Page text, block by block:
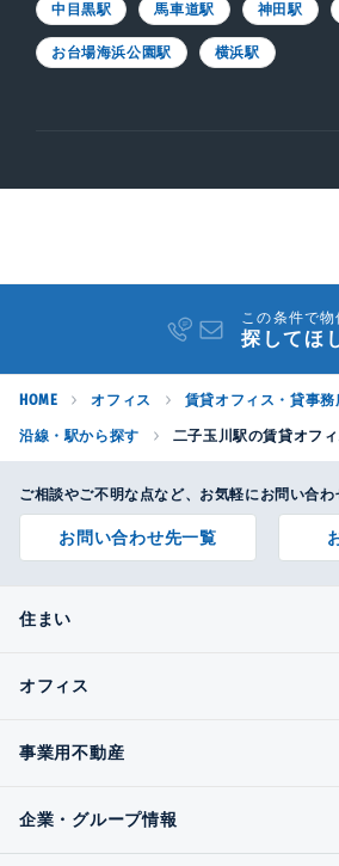
中目黒駅 馬車道駅 神田駅
お台場海浜公園駅 横浜駅
この条件で物
探してほ
HOME オフィス 賃貸オフィス・貸事務
沿線・駅から探す 二子玉川駅の賃貸オフ
ご相談やご不明な点など、お気軽にお問い合わ
お問い合わせ先一覧
住まい
オフィス
事業用不動産
企業・グループ情報